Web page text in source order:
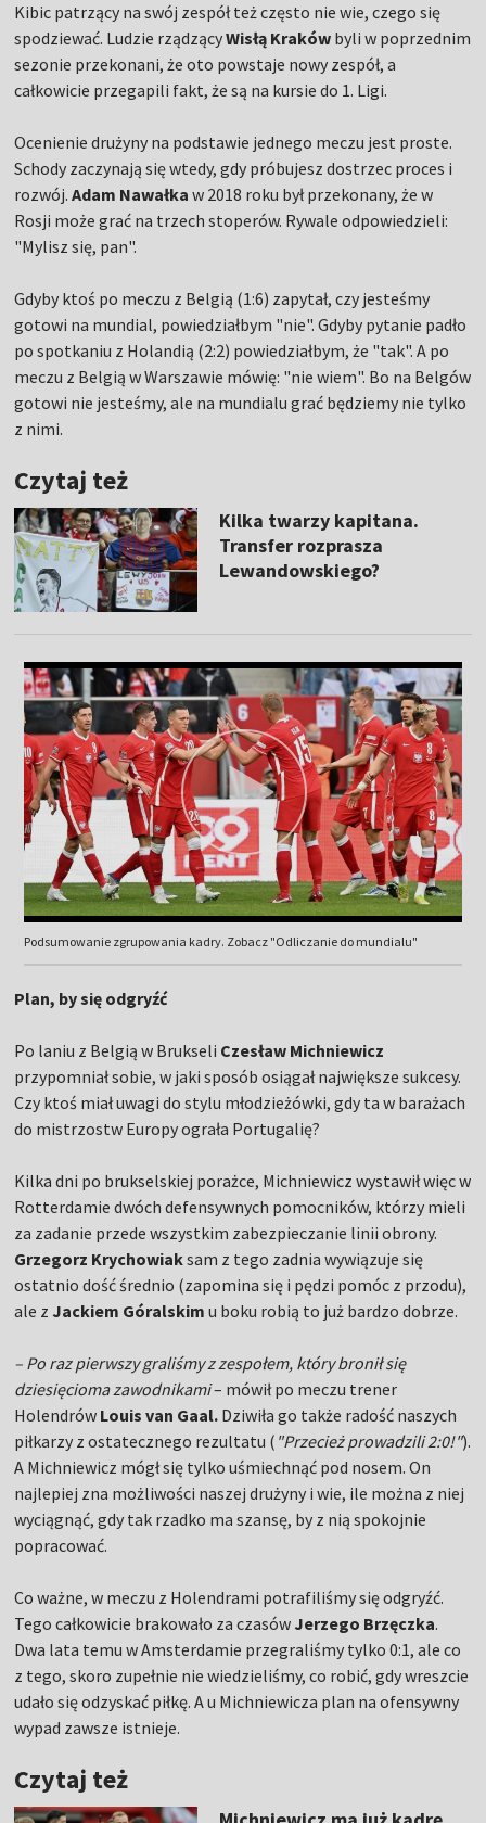
Kibic patrzący na swój zespół też często nie wie, czego się
spodziewać. Ludzie rządzącyWisłą Kraków byli w poprzednim
sezonie przekonani, że oto powstaje nowy zespół, a
całkowicie przegapili fakt, że są na kursie do 1. Ligi.
Ocenienie drużyny na podstawie jednego meczu jest proste.
Schody zaczynają się wtedy, gdy próbujesz dostrzec proces i
rozwój.Adam Nawałka w 2018 roku był przekonany, że w
Rosji może grać na trzech stoperów. Rywale odpowiedzieli:
"Mylisz się, pan".
Gdyby ktoś po meczu z Belgią (1:6) zapytał, czy jesteśmy
gotowi na mundial, powiedziałbym "nie". Gdyby pytanie padło
po spotkaniu z Holandią (2:2) powiedziałbym, że "tak". A po
meczu z Belgią w Warszawie mówię: "nie wiem". Bo na Belgów
gotowi nie jesteśmy, ale na mundialu grać będziemy nie tylko
z nimi.
Czytaj też
Kilka twarzy kapitana.
Transfer rozprasza
Lewandowskiego?
Podsumowanie zgrupowania kadry. Zobacz "Odliczanie do mundialu"
Plan, by się odgryźć
Po laniu z Belgią w Brukseli Czesław Michniewicz
przypomniał sobie, w jaki sposób osiągał największe sukcesy.
Czy ktoś miał uwagi do stylu młodzieżówki, gdy ta w barażach
do mistrzostw Europy ograła Portugalię?
Kilka dni po brukselskiej porażce, Michniewicz wystawił więc w
Rotterdamie dwóch defensywnych pomocników, którzy mieli
za zadanie przede wszystkim zabezpieczanie linii obrony.
Grzegorz Krychowiaksam z tego zadnia wywiązuje się
ostatnio dość średnio (zapomina się i pędzi pomóc z przodu),
ale z Jackiem Góralskim u boku robią to już bardzo dobrze.
– Po raz pierwszy graliśmy z zespołem, który bronił się
dziesięcioma zawodnikami– mówił po meczu trener
Holendrów Louis van Gaal. Dziwiła go także radość naszych
piłkarzy z ostatecznego rezultatu ( "Przecież prowadzili 2:0!").
A Michniewicz mógł się tylko uśmiechnąć pod nosem. On
najlepiej zna możliwości naszej drużyny i wie, ile można z niej
wyciągnąć, gdy tak rzadko ma szansę, by z nią spokojnie
popracować.
Co ważne, w meczu z Holendrami potrafiliśmy się odgryźć.
Tego całkowicie brakowało za czasów Jerzego Brzęczka.
Dwa lata temu w Amsterdamie przegraliśmy tylko 0:1, ale co
z tego, skoro zupełnie nie wiedzieliśmy, co robić, gdy wreszcie
udało się odzyskać piłkę. A u Michniewicza plan na ofensywny
wypad zawsze istnieje.
Czytaj też